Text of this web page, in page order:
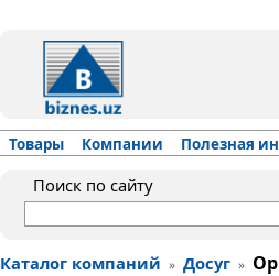
Товары Компании Полезная
Поиск по сайту
Каталог компаний » Досуг »